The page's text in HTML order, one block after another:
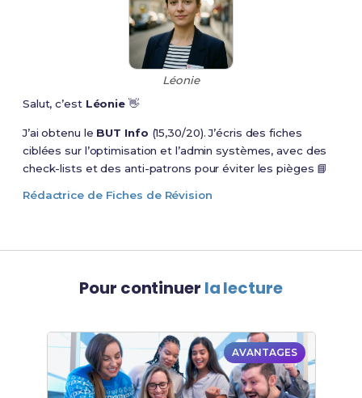
Léonie
Salut, c’est Léonie 👋
J’ai obtenu le BUT Info (15,30/20). J’écris des fiches
ciblées sur l’optimisation et l’admin systèmes, avec des
check-lists et des anti-patrons pour éviter les pièges 📘
Rédactrice de Fiches de Révision
Pour continuer la lecture
AVANTAGES